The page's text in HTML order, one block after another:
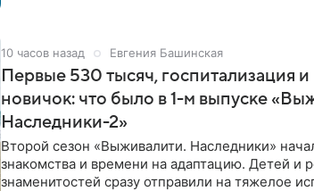
10 часов назад Евгения Башинская
Первые 530 тысяч, госпитализация
новичок: что было в 1-м выпуске
Наследники-2»
Второй сезон «Выживалити. Наследники»
знакомства и времени на адаптацию. Детей и
знаменитостей сразу отправили на тяжелое